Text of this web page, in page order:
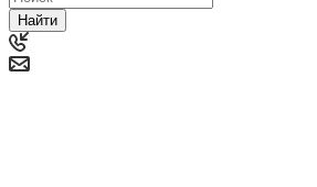
Найти